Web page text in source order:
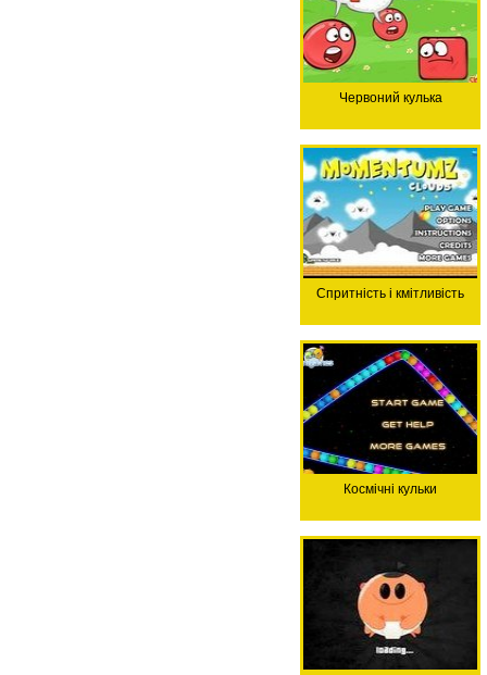
Червоний кулька
Спритність і кмітливість
Космічні кульки